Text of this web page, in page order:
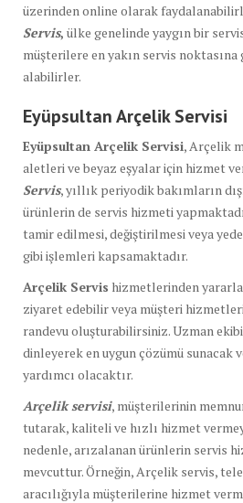
üzerinden online olarak
Servis, ülke genelinde yaygın bir
müşterilere en yakın servis
alabilirler.
Eyüpsultan Arçelik Servisi
Eyüpsultan Arçelik Servisi, Arçelik
aletleri ve beyaz eşyalar için hizmet
Servis, yıllık periyodik bakımların
ürünlerin de servis hizmeti
tamir edilmesi, değiştirilmesi veya
gibi işlemleri kapsamaktadır.
Arçelik Servis hizmetlerinden
ziyaret edebilir veya müşteri
randevu oluşturabilirsiniz. Uzman
dinleyerek en uygun çözümü sunacak
yardımcı olacaktır.
Arçelik servisi, müşterilerinin
tutarak, kaliteli ve hızlı hizmet
nedenle, arızalanan ürünlerin servis
mevcuttur. Örneğin, Arçelik servis,
aracılığıyla müşterilerine hizmet